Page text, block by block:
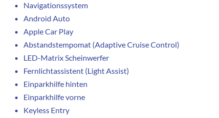
Navigationssystem
Android Auto
Apple Car Play
Abstandstempomat (Adaptive Cruise Control)
LED-Matrix Scheinwerfer
Fernlichtassistent (Light Assist)
Einparkhilfe hinten
Einparkhilfe vorne
Keyless Entry